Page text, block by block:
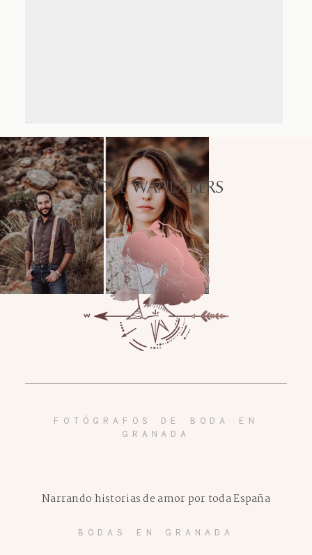
LOVE WANDERERS
FOTÓGRAFOS DE BODA EN
GRANADA
BODAS EN GRANADA
Narrando historias de amor por toda España